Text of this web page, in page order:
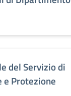
del Servizio di
e Protezione